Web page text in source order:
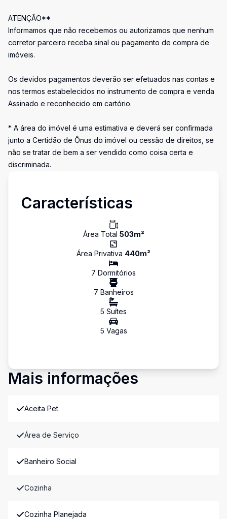
ATENÇÃO**
Informamos que não recebemos ou autorizamos que nenhum
corretor parceiro receba sinal ou pagamento de compra de
imóveis.
Os devidos pagamentos deverão ser efetuados nas contas e
nos termos estabelecidos no instrumento de compra e venda
Assinado e reconhecido em cartório.
* A área do imóvel é uma estimativa e deverá ser confirmada
junto a Certidão de Ônus do imóvel ou cessão de direitos, se
não se tratar de bem a ser vendido como coisa certa e
discriminada.
Características
Área Total 503m²
Área Privativa 440m²
7 Dormitórios
7 Banheiros
5 Suítes
5 Vagas
Mais informações
Aceita Pet
Área de Serviço
Banheiro Social
Cozinha
Cozinha Planejada